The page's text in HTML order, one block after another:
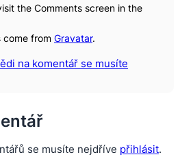
the Comments screen in the
come from Gravatar.
na komentář se musíte
se musíte nejdříve přihlásit.